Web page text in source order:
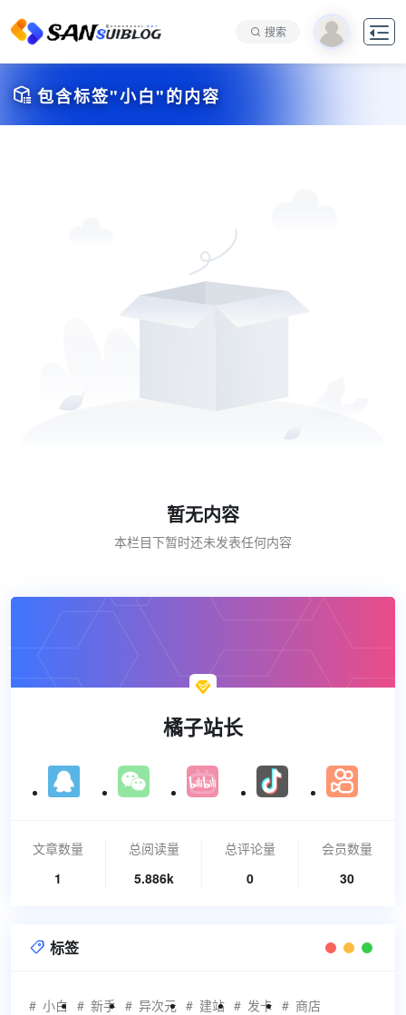
搜索 
 包含标签"小白"的内容
暂无内容
本栏目下暂时还未发表任何内容

橘子站长
文章数量
1
总阅读量
5.886k
总评论量
0
会员数量
30
 标签
小白 新手 异次元 建站 发卡
商店